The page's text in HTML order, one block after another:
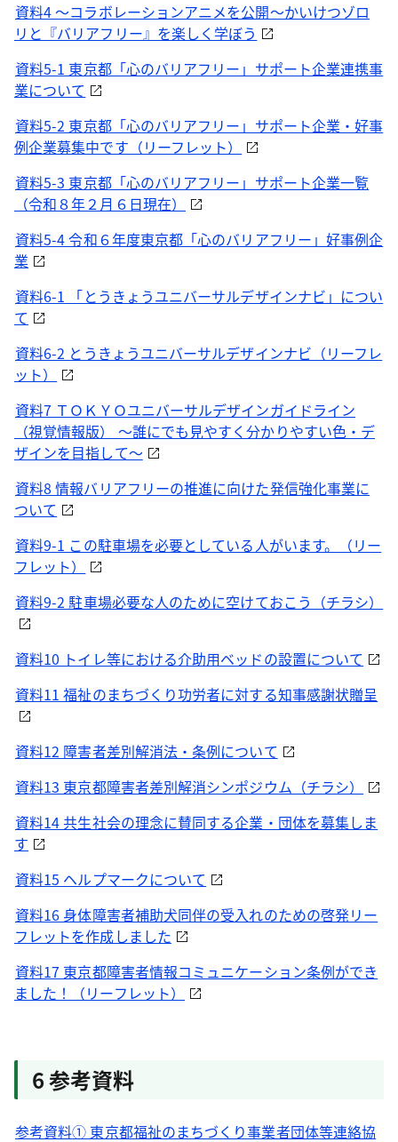
資料4 ～コラボレーションアニメを公開～かいけつゾロ
リと『バリアフリー』を楽しく学ぼう
資料5-1 東京都「心のバリアフリー」サポート企業連携事
業について
資料5-2 東京都「心のバリアフリー」サポート企業・好事
例企業募集中です（リーフレット）
資料5-3 東京都「心のバリアフリー」サポート企業一覧
（令和８年２月６日現在）
資料5-4 令和６年度東京都「心のバリアフリー」好事例企
業
資料6-1 「とうきょうユニバーサルデザインナビ」につい
て
資料6-2 とうきょうユニバーサルデザインナビ（リーフレ
ット）
資料7 ＴＯＫＹＯユニバーサルデザインガイドライン
（視覚情報版） ～誰にでも見やすく分かりやすい色・デ
ザインを目指して～
資料8 情報バリアフリーの推進に向けた発信強化事業に
ついて
資料9-1 この駐車場を必要としている人がいます。（リー
フレット）
資料9-2 駐車場必要な人のために空けておこう（チラシ）
資料10 トイレ等における介助用ベッドの設置について
資料11 福祉のまちづくり功労者に対する知事感謝状贈呈
資料12 障害者差別解消法・条例について
資料13 東京都障害者差別解消シンポジウム（チラシ）
資料14 共生社会の理念に賛同する企業・団体を募集しま
す
資料15 ヘルプマークについて
資料16 身体障害者補助犬同伴の受入れのための啓発リー
フレットを作成しました
資料17 東京都障害者情報コミュニケーション条例ができ
ました！（リーフレット）
6 参考資料
参考資料① 東京都福祉のまちづくり事業者団体等連絡協